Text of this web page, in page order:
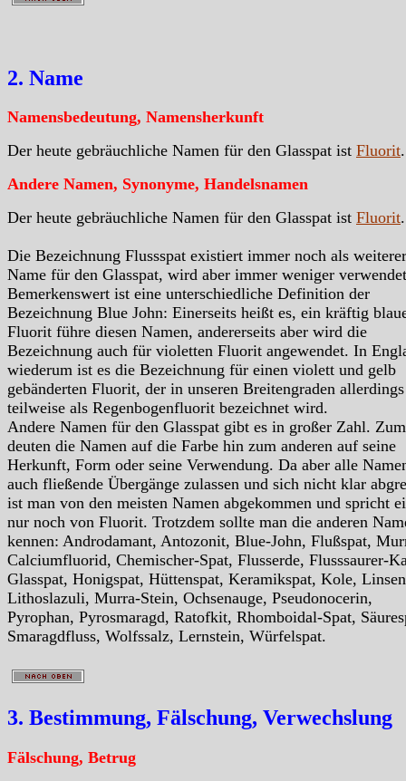
2. Name
Namensbedeutung, Namensherkunft
Der heute gebräuchliche Namen für den Glasspat ist Fluorit.
Andere Namen, Synonyme, Handelsnamen
Der heute gebräuchliche Namen für den Glasspat ist Fluorit.
Die Bezeichnung Flussspat existiert immer noch als weiterer
Name für den Glasspat, wird aber immer weniger
Bemerkenswert ist eine unterschiedliche Definition der
Bezeichnung Blue John: Einerseits heißt es, ein kräftig
Fluorit führe diesen Namen, andererseits aber wird die
Bezeichnung auch für violetten Fluorit angewendet. In
wiederum ist es die Bezeichnung für einen violett und gelb
gebänderten Fluorit, der in unseren Breitengraden allerdings
teilweise als Regenbogenfluorit bezeichnet wird.
Andere Namen für den Glasspat gibt es in großer Zahl.
deuten die Namen auf die Farbe hin zum anderen auf seine
Herkunft, Form oder seine Verwendung. Da aber alle
auch fließende Übergänge zulassen und sich nicht klar
ist man von den meisten Namen abgekommen und spricht
nur noch von Fluorit. Trotzdem sollte man die anderen
kennen: Androdamant, Antozonit, Blue-John, Flußspat,
Calciumfluorid, Chemischer-Spat, Flusserde, Flusssaurer-
Glasspat, Honigspat, Hüttenspat, Keramikspat, Kole,
Lithoslazuli, Murra-Stein, Ochsenauge, Pseudonocerin,
Pyrophan, Pyrosmaragd, Ratofkit, Rhomboidal-Spat,
Smaragdfluss, Wolfssalz, Lernstein, Würfelspat.
3. Bestimmung, Fälschung, Verwechslung
Fälschung, Betrug